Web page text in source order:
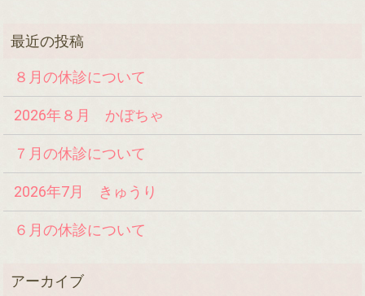
８月の休診について
2026年８月 かぼちゃ
７月の休診について
2026年7月 きゅうり
６月の休診について